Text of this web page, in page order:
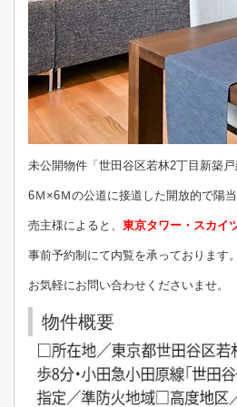
未公開物件「世田谷区若林2丁目新築
6Ｍ×6Ｍの公道に接道した開放的で陽
売主様によると、 東京タワー・スカイ
事前予約制にて内覧を承っております。
お気軽にお問い合わせくださいませ。
物件概要